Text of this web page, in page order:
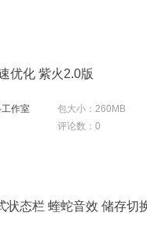
优化 紫火2.0版
作室 包大小： 260MB
评论数： 0